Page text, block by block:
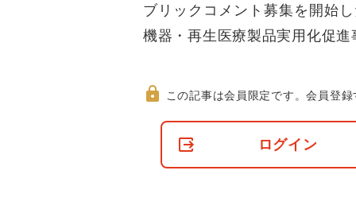
ブリックコメント募集を開始
機器・再生医療製品実用化促
この記事は会員限定です。会員登録
ログイン